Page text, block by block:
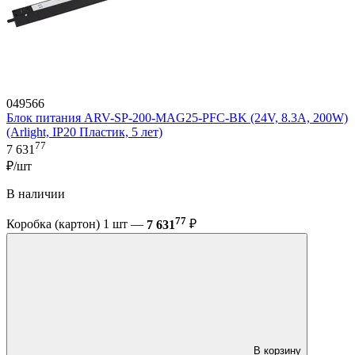
049566
Блок питания ARV-SP-200-MAG25-PFC-BK (24V, 8.3A, 200W)
(Arlight, IP20 Пластик, 5 лет)
7 631 77
₽/шт
В наличии
Коробка (картон) 1 шт — 7 63177 ₽
В корзину